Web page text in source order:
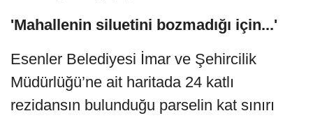
'Mahallenin siluetini bozmadığı için...'
Esenler Belediyesi İmar ve Şehircilik
Müdürlüğü’ne ait haritada 24 katlı
rezidansın bulunduğu parselin kat sınırı